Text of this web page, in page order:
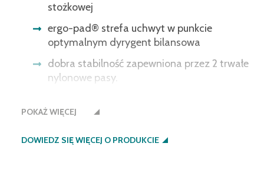
stożkowej
ergo-pad® strefa uchwyt w punkcie
optymalnym dyrygent bilansowa
dobra stabilność zapewniona przez 2 trwałe
nylonowe pasy.
pochylenie drabiny 20°
POKAŻ WIĘCEJ
DOWIEDZ SIĘ WIĘCEJ O PRODUKCIE